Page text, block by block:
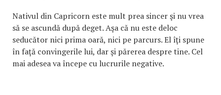
Nativul din Capricorn este mult prea sincer şi nu vrea
să se ascundă după deget. Aşa că nu este deloc
seducător nici prima oară, nici pe parcurs. El îţi spune
în faţă convingerile lui, dar şi părerea despre tine. Cel
mai adesea va începe cu lucrurile negative.